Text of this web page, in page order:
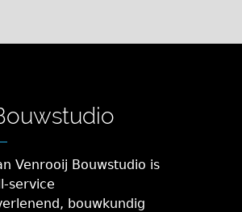
Venrooij Bouwstudio is
service
bouwkundig